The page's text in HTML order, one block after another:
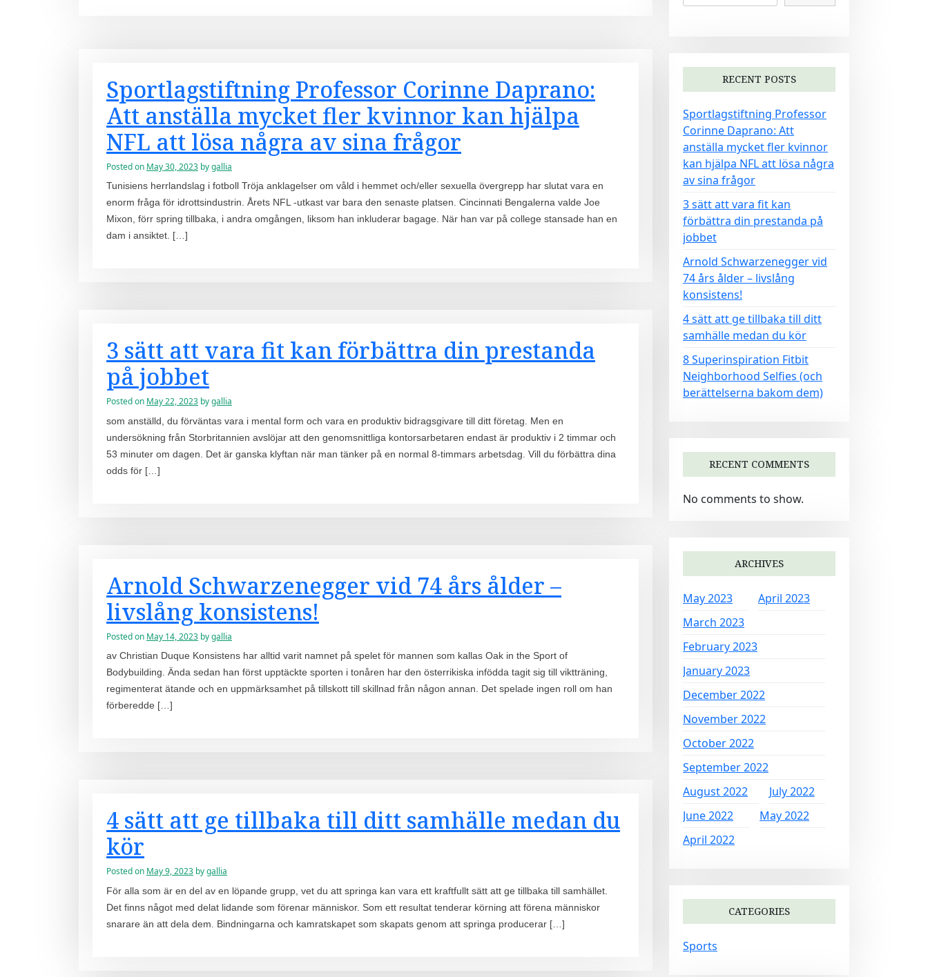
Sportlagstiftning Professor Corinne Daprano:
Att anställa mycket fler kvinnor kan hjälpa
NFL att lösa några av sina frågor
Posted on May 30, 2023 bygallia
Tunisiens herrlandslag i fotboll Tröja anklagelser om våld i hemmet och/eller sexuella övergrepp har slutat vara en
enorm fråga för idrottsindustrin. Årets NFL -utkast var bara den senaste platsen. Cincinnati Bengalerna valde Joe
Mixon, förr spring tillbaka, i andra omgången, liksom han inkluderar bagage. När han var på college stansade han en
dam i ansiktet. […]
3 sätt att vara fit kan förbättra din prestanda
på jobbet
Posted on May 22, 2023 bygallia
som anställd, du förväntas vara i mental form och vara en produktiv bidragsgivare till ditt företag. Men en
undersökning från Storbritannien avslöjar att den genomsnittliga kontorsarbetaren endast är produktiv i 2 timmar och
53 minuter om dagen. Det är ganska klyftan när man tänker på en normal 8-timmars arbetsdag. Vill du förbättra dina
odds för […]
Arnold Schwarzenegger vid 74 års ålder –
livslång konsistens!
Posted on May 14, 2023 bygallia
av Christian Duque Konsistens har alltid varit namnet på spelet för mannen som kallas Oak in the Sport of
Bodybuilding. Ända sedan han först upptäckte sporten i tonåren har den österrikiska infödda tagit sig till viktträning,
regimenterat ätande och en uppmärksamhet på tillskott till skillnad från någon annan. Det spelade ingen roll om han
förberedde […]
4 sätt att ge tillbaka till ditt samhälle medan du
kör
Posted on May 9, 2023 bygallia
För alla som är en del av en löpande grupp, vet du att springa kan vara ett kraftfullt sätt att ge tillbaka till samhället.
Det finns något med delat lidande som förenar människor. Som ett resultat tenderar körning att förena människor
snarare än att dela dem. Bindningarna och kamratskapet som skapats genom att springa producerar […]
RECENT POSTS
Sportlagstiftning Professor
Corinne Daprano: Att
anställa mycket fler kvinnor
kan hjälpa NFL att lösa några
av sina frågor
3 sätt att vara fit kan
förbättra din prestanda på
jobbet
Arnold Schwarzenegger vid
74 års ålder – livslång
konsistens!
4 sätt att ge tillbaka till ditt
samhälle medan du kör
8 Superinspiration Fitbit
Neighborhood Selfies (och
berättelserna bakom dem)
RECENT COMMENTS
No comments to show.
ARCHIVES
May 2023
April 2023
March 2023
February 2023
January 2023
December 2022
November 2022
October 2022
September 2022
August 2022
July 2022
June 2022
May 2022
April 2022
CATEGORIES
Sports